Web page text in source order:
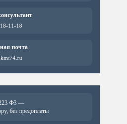
11-18
почта
ФЗ —
без предоплаты